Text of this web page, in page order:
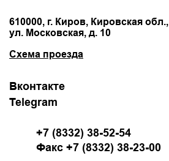
610000, г. Киров, Кировская обл.,
ул. Московская, д. 10
Схема проезда
Вконтакте
Telegram
+7 (8332) 38-52-54
Факс +7 (8332) 38-23-00